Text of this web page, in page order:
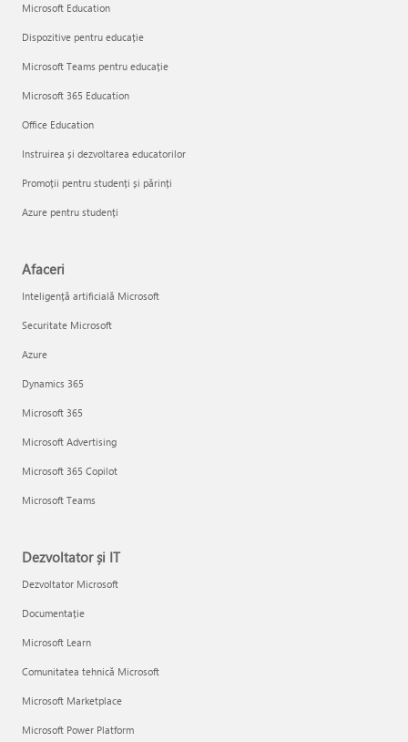
Microsoft Education
Dispozitive pentru educație
Microsoft Teams pentru educație
Microsoft 365 Education
Office Education
Instruirea și dezvoltarea educatorilor
Promoții pentru studenți și părinți
Azure pentru studenți
Afaceri
Inteligență artificială Microsoft
Securitate Microsoft
Azure
Dynamics 365
Microsoft 365
Microsoft Advertising
Microsoft 365 Copilot
Microsoft Teams
Dezvoltator și IT
Dezvoltator Microsoft
Documentație
Microsoft Learn
Comunitatea tehnică Microsoft
Microsoft Marketplace
Microsoft Power Platform